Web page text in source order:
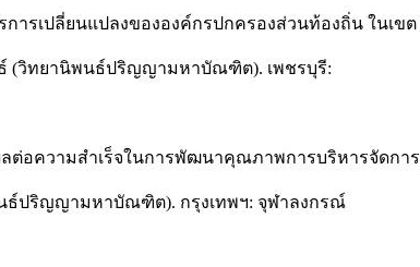
ารเปลี่ยนแปลงขององค์กรปกครองส่วนท้องถิ่น ในเขต
(วิทยานิพนธ์ปริญญามหาบัณฑิต). เพชรบุรี:
ต่อความสำเร็จในการพัฒนาคุณภาพการบริหารจัดการ
ธ์ปริญญามหาบัณฑิต). กรุงเทพฯ: จุฬาลงกรณ์